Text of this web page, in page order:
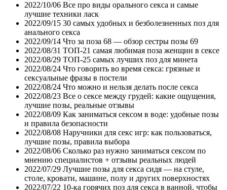
2022/10/06 Все про виды орального секса и самые
лучшие техники ласк
2022/09/15 30 самых удобных и безболезненных поз для
анального секса
2022/09/14 Что за поза 68 — обзор сестры позы 69
2022/08/31 ТОП-21 самая любимая поза женщин в сексе
2022/08/29 ТОП-25 самых лучших поз для минета
2022/08/24 Что говорить во время секса: грязные и
сексуальные фразы в постели
2022/08/24 Что можно и нельзя делать после секса
2022/08/23 Все о сексе между грудей: какие ощущения,
лучшие позы, реальные отзывы
2022/08/09 Как заниматься сексом в воде: удобные позы
и правила безопасности
2022/08/08 Наручники для секс игр: как пользоваться,
лучшие позы, правила выбора
2022/08/06 Сколько раз нужно заниматься сексом по
мнению специалистов + отзывы реальных людей
2022/07/29 Лучшие позы для секса сидя — на стуле,
столе, кровати, машине, полу и других поверхностях
2022/07/22 10-ка горячих поз для секса в ванной, чтобы